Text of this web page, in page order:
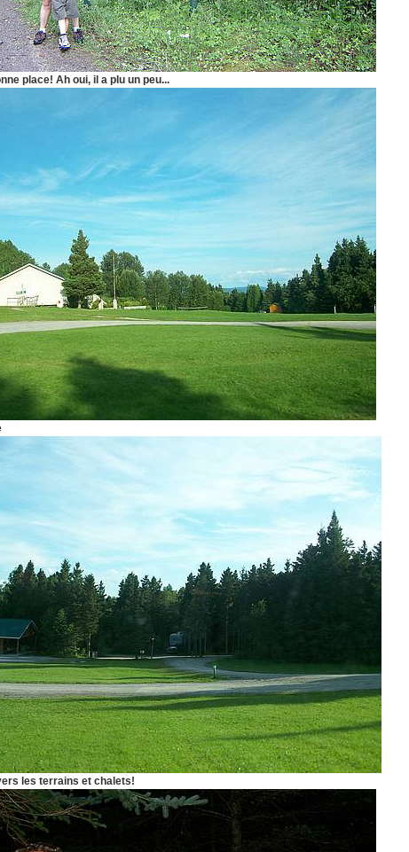
place! Ah oui, il a plu un peu...
les terrains et chalets!